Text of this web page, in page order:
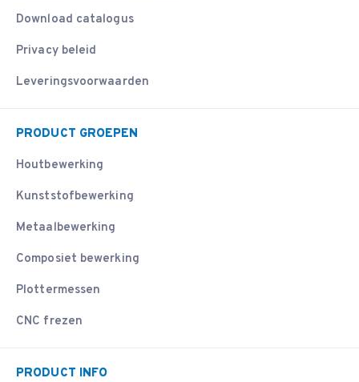
Download catalogus
Privacy beleid
Leveringsvoorwaarden
PRODUCT GROEPEN
Houtbewerking
Kunststofbewerking
Metaalbewerking
Composiet bewerking
Plottermessen
CNC frezen
PRODUCT INFO